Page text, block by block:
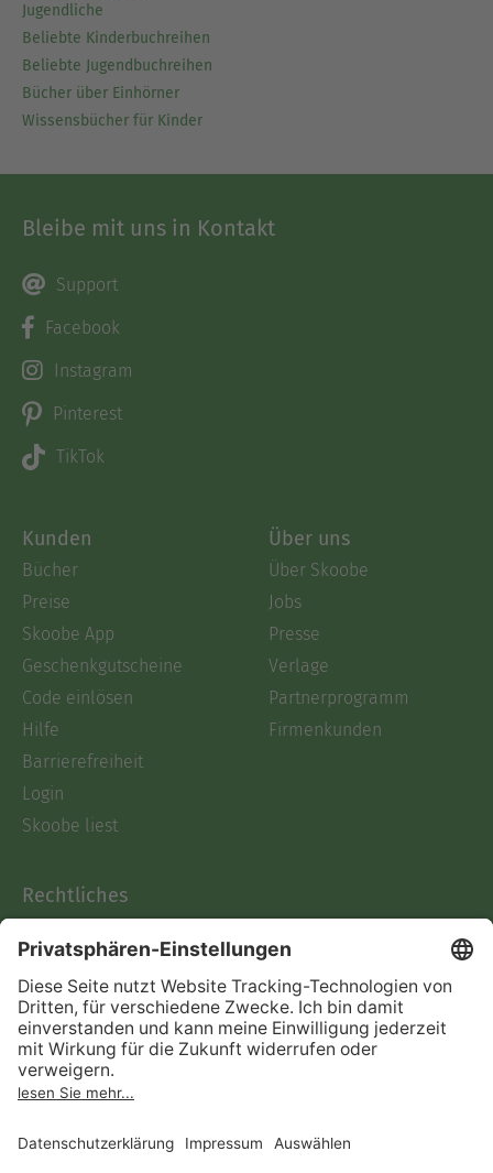
Jugendliche
Beliebte Kinderbuchreihen
Beliebte Jugendbuchreihen
Bücher über Einhörner
Wissensbücher für Kinder
Bleibe mit uns in Kontakt
Support
Facebook
Instagram
Pinterest
TikTok
Kunden
Bücher
Preise
Skoobe App
Geschenkgutscheine
Code einlösen
Hilfe
Barrierefreiheit
Login
Skoobe liest
Über uns
Über Skoobe
Jobs
Presse
Verlage
Partnerprogramm
Firmenkunden
Rechtliches
AGB
Informationen nach Data
Act
Verträge hier kündigen
Impressum